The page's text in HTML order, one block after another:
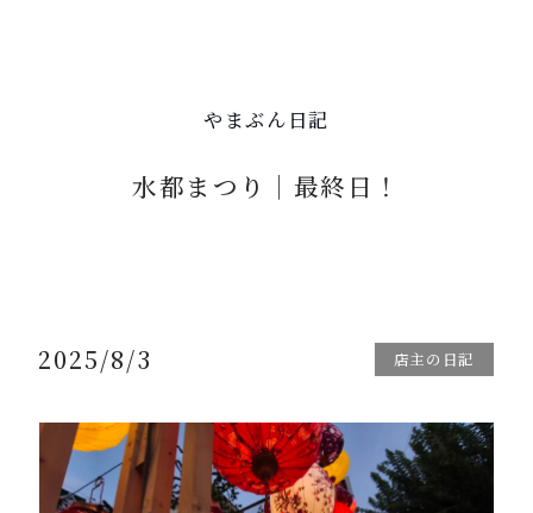
やまぶん日記
水都まつり｜最終日！
店主の日記
2025/8/3